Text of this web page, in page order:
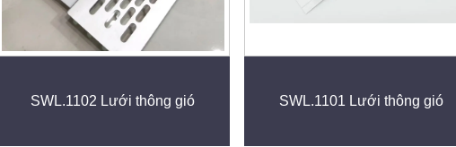
SWL.1102 Lưới thông gió SWL.1101 Lưới thông gió